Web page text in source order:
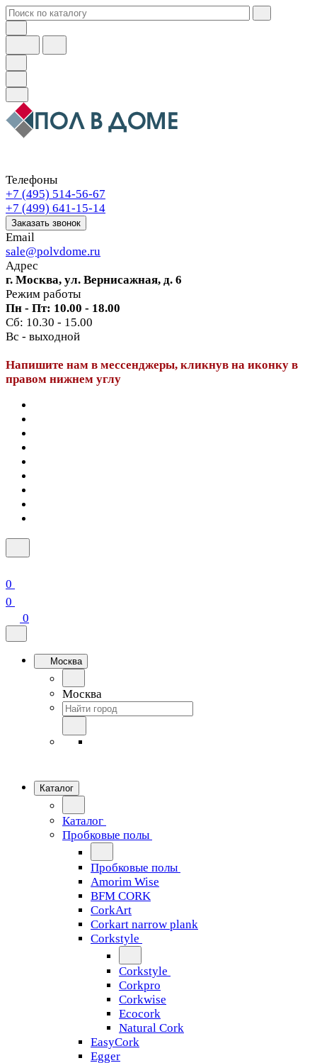
Телефоны
+7 (495) 514-56-67
+7 (499) 641-15-14
Заказать звонок
Email
sale@polvdome.ru
Адрес
г. Москва, ул. Вернисажная, д. 6
Режим работы
Пн - Пт: 10.00 - 18.00
Сб: 10.30 - 15.00
Вс - выходной
Напишите нам в мессенджеры, кликнув на иконку в
правом нижнем углу
0
0
0
Москва
Москва
Каталог
Каталог
Пробковые полы
Пробковые полы
Amorim Wise
BFM CORK
CorkArt
Corkart narrow plank
Corkstyle
Corkstyle
Corkpro
Corkwise
Ecocork
Natural Cork
EasyCork
Egger